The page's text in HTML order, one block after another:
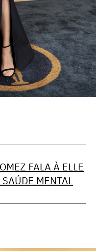
FALA À ELLE
MENTAL